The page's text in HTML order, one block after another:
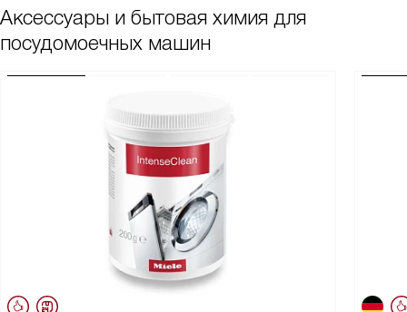
Аксессуары и бытовая химия для
посудомоечных машин